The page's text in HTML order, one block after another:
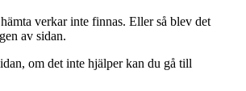
verkar inte finnas. Eller så blev det
av sidan.
om det inte hjälper kan du gå till